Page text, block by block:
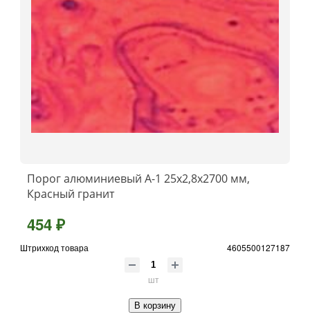
Порог алюминиевый А-1 25x2,8x2700 мм,
Красный гранит
454 ₽
Штрихкод товара 4605500127187
шт
В корзину